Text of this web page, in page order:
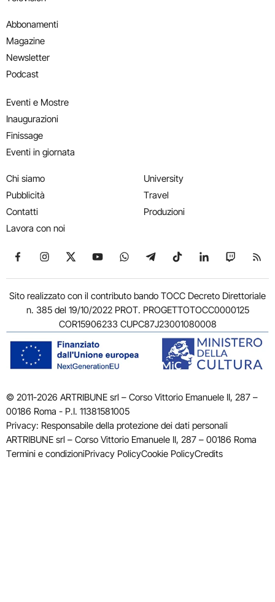
Abbonamenti
Magazine
Newsletter
Podcast
Eventi e Mostre
Inaugurazioni
Finissage
Eventi in giornata
Chi siamo
Pubblicità
Contatti
Lavora con noi
University
Travel
Produzioni
Seguici su Facebook
Seguici su Instagram
Seguici su X
Seguici su YouTube
Seguici su WhatsApp
Seguici su Telegram
Seguici su TikTok
Seguici su
Seguici
Sito realizzato con il contributo bando TOCC Decreto Direttoriale
n. 385 del 19/10/2022 PROT. PROGETTOTOCC0000125
COR15906233 CUPC87J23001080008
© 2011-2026 ARTRIBUNE srl – Corso Vittorio Emanuele II, 287 –
00186 Roma - P.I. 11381581005
Privacy: Responsabile della protezione dei dati personali
ARTRIBUNE srl – Corso Vittorio Emanuele II, 287 – 00186 Roma
Termini e condizioniPrivacy PolicyCookie PolicyCredits